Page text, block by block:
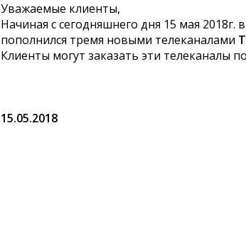
Уважаемые клиенты,
Начиная с сегодняшнего дня 15 мая
пополнился тремя новыми телеканалами
Клиенты могут заказать эти телеканалы
15.05.2018